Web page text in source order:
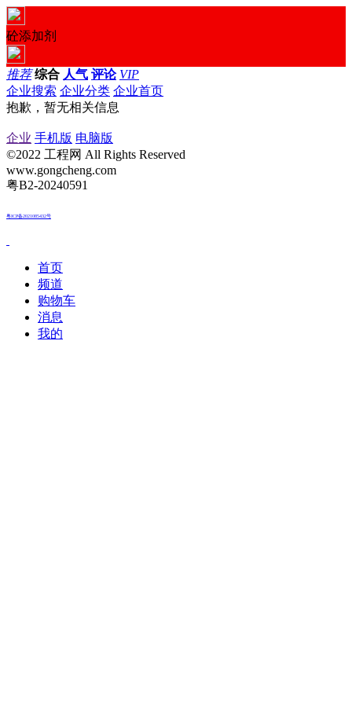
砼添加剂
推荐 综合 人气 评论 VIP
企业搜索 企业分类 企业首页
抱歉，暂无相关信息
企业 手机版 电脑版
©2022 工程网 All Rights Reserved
www.gongcheng.com
粤B2-20240591
粤ICP备2021085432号
首页
频道
购物车
消息
我的